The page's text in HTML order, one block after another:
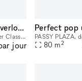
Stunning Mezzanine Lounge Overlooking Classic Car Showroom
The mezzanine lounge hangs over Cooper Classic’s one of a kind collection of classic cars. It is outfitted with 3 skylights, elegant seating, a custom Rolls Royce coffee table, and is adorned with ph
jour 80 m2